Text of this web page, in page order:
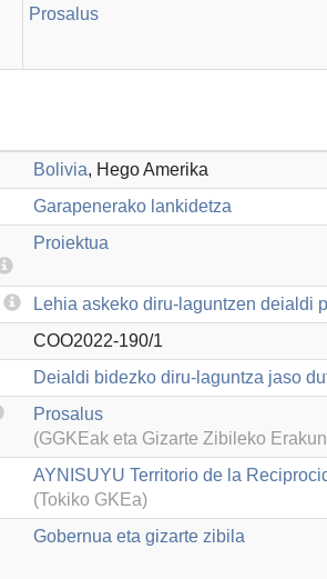
Prosalus
Bolivia, Hego Amerika
Garapenerako lankidetza
Proiektua
Lehia askeko diru-laguntzen deialdi
COO2022-190/1
Deialdi bidezko diru-laguntza jaso
Prosalus
(GGKEak eta Gizarte Zibileko
AYNISUYU Territorio de la
(Tokiko GKEa)
Gobernua eta gizarte zibila